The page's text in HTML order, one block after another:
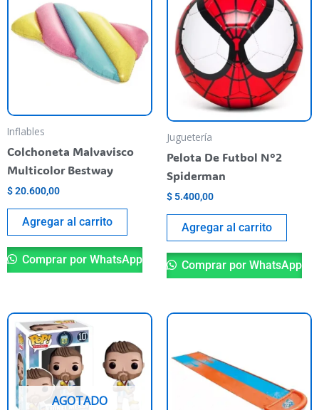
Inflables
Colchoneta Malvavisco
Multicolor Bestway
$20.600,00
Agregar al carrito
Comprar por WhatsApp
Juguetería
Pelota De Futbol N°2
Spiderman
$ 5.400,00
Agregar al carrito
Comprar por WhatsApp
AGOTADO